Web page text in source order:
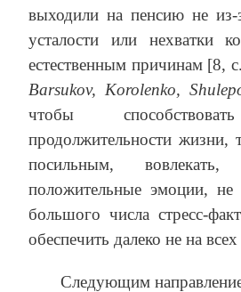
выходили на пенсию не из-
усталости или нехватки
естественным причинам [8,
Barsukov, Korolenko,
чтобы
продолжительности жизни,
посильным,
положительные эмоции, не
большого числа стресс-
обеспечить далеко не на
Следующим